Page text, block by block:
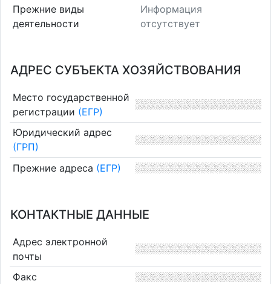
Прежние виды
деятельности
Информация
отсутствует
АДРЕС СУБЪЕКТА ХОЗЯЙСТВОВАНИЯ
Место государственной
регистрации (ЕГР)
Юридический адрес
(ГРП)
Прежние адреса (ЕГР)
КОНТАКТНЫЕ ДАННЫЕ
Адрес электронной
почты
Факс